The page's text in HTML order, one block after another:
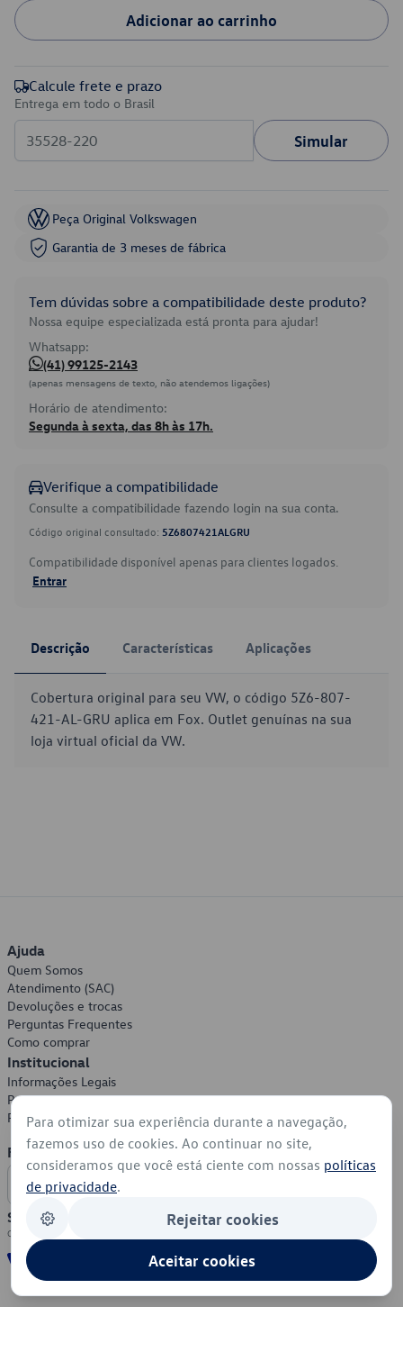
Adicionar ao carrinho
Calcule frete e prazo
Entrega em todo o Brasil
Simular
Peça Original Volkswagen
Garantia de 3 meses de fábrica
Tem dúvidas sobre a compatibilidade deste produto?
Nossa equipe especializada está pronta para ajudar!
Whatsapp:
(41) 99125-2143
(apenas mensagens de texto, não atendemos ligações)
Horário de atendimento:
Segunda à sexta, das 8h às 17h.
Verifique a compatibilidade
Consulte a compatibilidade fazendo login na sua conta.
Código original consultado: 5Z6807421ALGRU
Compatibilidade disponível apenas para clientes logados.
Entrar
Descrição Características Aplicações
Cobertura original para seu VW, o código 5Z6-807-
421-AL-GRU aplica em Fox. Outlet genuínas na sua
loja virtual oficial da VW.
Ajuda
Quem Somos
Atendimento (SAC)
Devoluções e trocas
Perguntas Frequentes
Como comprar
Institucional
Informações Legais
Política de Privacidade
Política de Cookies
Formas de Pagamento
Segurança
Para otimizar sua experiência durante a navegação,
fazemos uso de cookies. Ao continuar no site,
consideramos que você está ciente com nossas políticas
de privacidade.
Rejeitar cookies
Aceitar cookies